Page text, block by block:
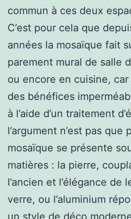
commun à ces deux
C’est pour cela que
années la mosaïque fait
parement mural de salle
ou encore en cuisine,
des bénéfices
à l’aide d’un traitement
l’argument n’est pas que
mosaïque se présente
matières : la pierre,
l’ancien et l’élégance de
verre, ou l’aluminium
un style de déco